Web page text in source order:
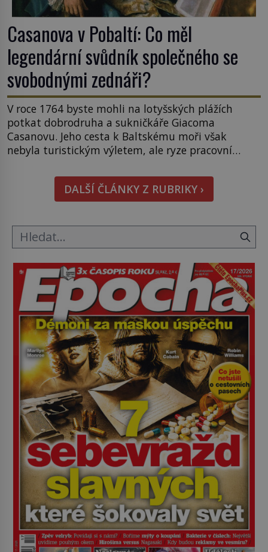
Casanova v Pobaltí: Co měl
legendární svůdník společného se
svobodnými zednáři?
V roce 1764 byste mohli na lotyšských plážích
potkat dobrodruha a sukničkáře Giacoma
Casanovu. Jeho cesta k Baltskému moři však
nebyla turistickým výletem, ale ryze pracovní
sledoval, když se například procházel uličkami
lotyšské Rigy? Casanova v Pobaltí kontaktoval
tamní zednářské lóže. Nebyl v této oblasti žádným
DALŠÍ ČLÁNKY Z RUBRIKY ›